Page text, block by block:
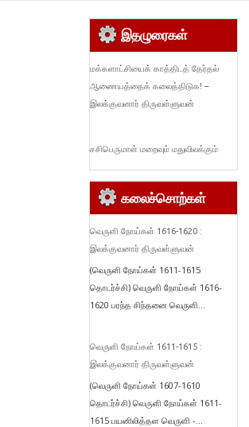
இதழுரைகள்
மக்களாட்சியைக் காத்திடத் தேர்தல்
ஆணையத்தைக் கலைத்திடுக! –
இலக்குவனார் திருவள்ளுவன்
சசிபெருமாள் மறைவும் மதுவிலக்கும்
கலைச்சொற்கள்
வெருளி நோய்கள் 1616-1620 :
இலக்குவனார் திருவள்ளுவன்
(வெருளி நோய்கள் 1611-1615
தொடர்ச்சி) வெருளி நோய்கள் 1616-
1620 பரந்த சிந்தனை வெருளி...
வெருளி நோய்கள் 1611-1615 :
இலக்குவனார் திருவள்ளுவன்
(வெருளி நோய்கள் 1607-1610
தொடர்ச்சி) வெருளி நோய்கள் 1611-
1615 பயனிலித்தள வெருளி -...